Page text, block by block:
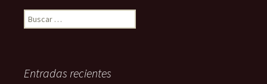
B
u
r
Entradas recientes